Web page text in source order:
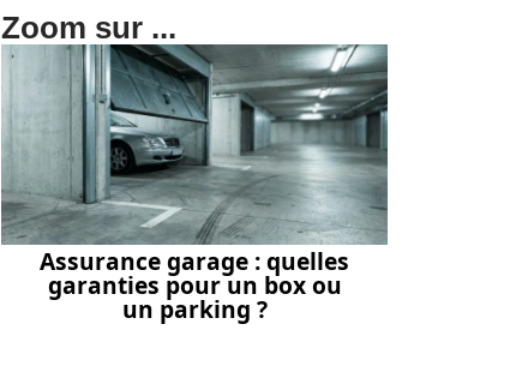
Zoom sur ...
Assurance garage : quelles
garanties pour un box ou
un parking ?